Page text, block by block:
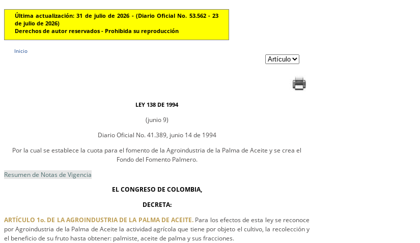
Última actualización: 31 de julio de 2026 - (Diario Oficial No. 53.562 - 23
de julio de 2026)
Derechos de autor reservados - Prohibida su reproducción
Inicio
LEY 138 DE 1994
(junio 9)
Diario Oficial No. 41.389, junio 14 de 1994
Por la cual se establece la cuota para el fomento de la Agroindustria de la Palma de Aceite y se crea el
Fondo del Fomento Palmero.
Resumen de Notas de Vigencia
EL CONGRESO DE COLOMBIA,
DECRETA:
ARTÍCULO 1o. DE LA AGROINDUSTRIA DE LA PALMA DE ACEITE. Para los efectos de esta ley se reconoce
por Agroindustria de la Palma de Aceite la actividad agrícola que tiene por objeto el cultivo, la recolección y
el beneficio de su fruto hasta obtener: palmiste, aceite de palma y sus fracciones.